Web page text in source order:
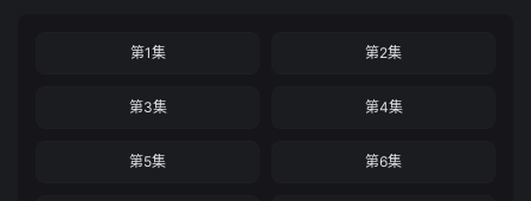
第1集 第2集
第3集 第4集
第5集 第6集